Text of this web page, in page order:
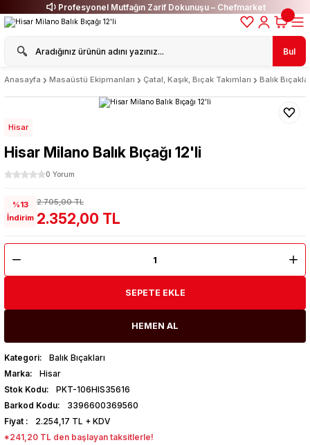
Profesyonel Mutfağın Zarif Dokunuşu – Chefmarket
Bul
Anasayfa Masaüstü Ekipmanları Çatal, Kaşık, Bıçak Takımları Balık
Hisar
Hisar Milano Balık Bıçağı 12'li
0 Yorum
%13
İndirim
2.705,00 TL
2.352,00 TL
SEPETE EKLE
HEMEN AL
Kategori
Balık Bıçakları
Marka
Hisar
Stok Kodu
PKT-106HIS35616
Barkod Kodu
3396600369560
Fiyat
2.254,17 TL + KDV
*241,20 TL den başlayan taksitlerle!